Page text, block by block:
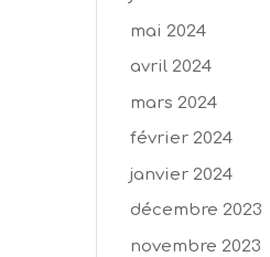
mai 2024
avril 2024
mars 2024
février 2024
janvier 2024
décembre 2023
novembre 2023